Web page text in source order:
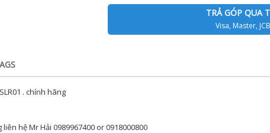
TRẢ GÓP QUA
Visa, Master, JCB
. chính hãng
hệ Mr Hải 0989967400 or 0918000800